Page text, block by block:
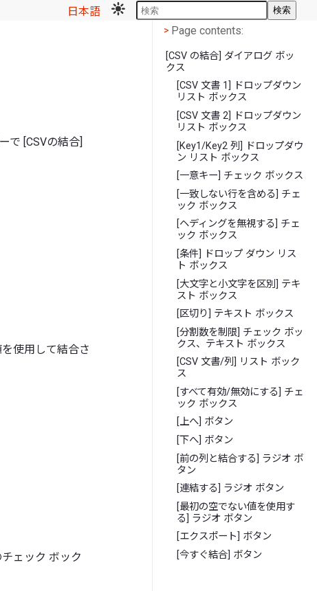
日本語 検索
で [CSVの結合]
使用して結合さ
ェック ボック
< Page contents
> Page contents:
[CSV の結合] ダイアログ ボッ
クス
[CSV 文書 1] ドロップダウン
リスト ボックス
[CSV 文書 2] ドロップダウン
リスト ボックス
[Key1/Key2 列] ドロップダウ
ン リスト ボックス
[一意キー] チェック ボックス
[一致しない行を含める] チェ
ック ボックス
[ヘディングを無視する] チェ
ック ボックス
[条件] ドロップ ダウン リス
ト ボックス
[大文字と小文字を区別] テキ
スト ボックス
[区切り] テキスト ボックス
[分割数を制限] チェック ボッ
クス、テキスト ボックス
[CSV 文書/列] リスト ボック
ス
[すべて有効/無効にする] チェ
ック ボックス
[上へ] ボタン
[下へ] ボタン
[前の列と結合する] ラジオ ボ
タン
[連結する] ラジオ ボタン
[最初の空でない値を使用す
る] ラジオ ボタン
[エクスポート] ボタン
[今すぐ結合] ボタン